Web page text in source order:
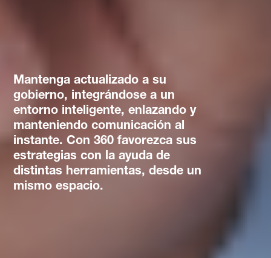
Mantenga actualizado a su
gobierno, integrándose a un
entorno inteligente, enlazando y
manteniendo comunicación al
instante. Con 360 favorezca sus
estrategias con la ayuda de
distintas herramientas, desde un
mismo espacio.